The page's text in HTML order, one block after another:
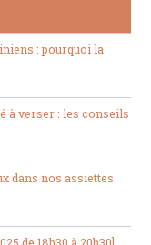
: pourquoi la
à verser : les conseils
dans nos assiettes